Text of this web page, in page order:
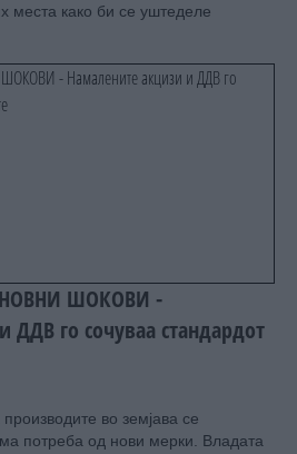
места како би се уштеделе
ШОКОВИ -
ДДВ го сочуваа стандардот
во земјава се
потреба од нови мерки. Владата